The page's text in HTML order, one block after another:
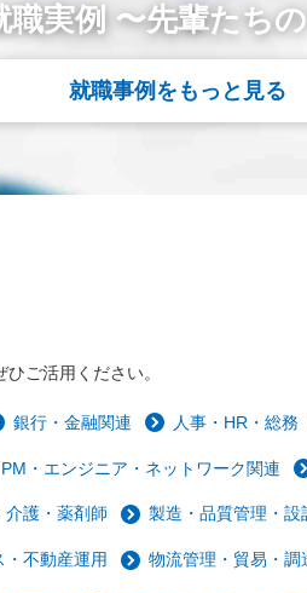
職実例 〜先輩たち
就職事例をもっと見る
ご活用ください。
銀行・金融関連 人事・HR・総務
・エンジニア・ネットワーク関連
介護・薬剤師 製造・品質管理・設
不動産運用 物流管理・貿易・調